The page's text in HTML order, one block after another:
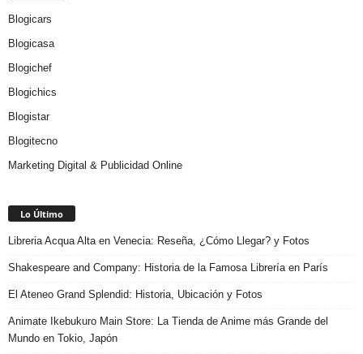
Blogicars
Blogicasa
Blogichef
Blogichics
Blogistar
Blogitecno
Marketing Digital & Publicidad Online
Lo Último
Libreria Acqua Alta en Venecia: Reseña, ¿Cómo Llegar? y Fotos
Shakespeare and Company: Historia de la Famosa Librería en París
El Ateneo Grand Splendid: Historia, Ubicación y Fotos
Animate Ikebukuro Main Store: La Tienda de Anime más Grande del
Mundo en Tokio, Japón